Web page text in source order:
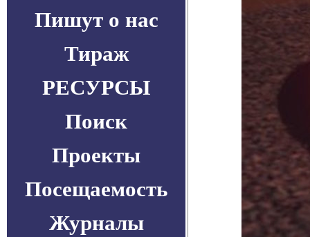
Пишут о нас
Тираж
РЕСУРСЫ
Поиск
Проекты
Посещаемость
Журналы